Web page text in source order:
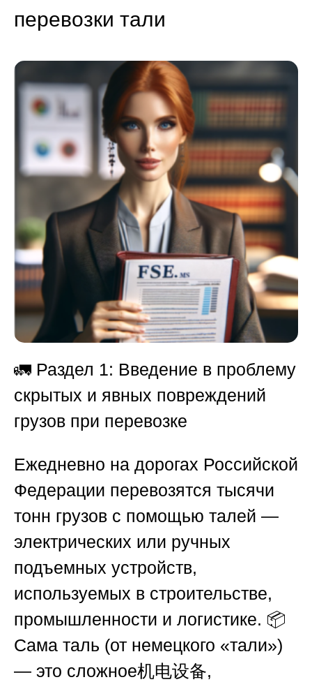
перевозки тали
🚛 Раздел 1: Введение в проблему
скрытых и явных повреждений
грузов при перевозке
Ежедневно на дорогах Российской
Федерации перевозятся тысячи
тонн грузов с помощью талей —
электрических или ручных
подъемных устройств,
используемых в строительстве,
промышленности и логистике. 📦
Сама таль (от немецкого «тали»)
— это сложное机电设备,